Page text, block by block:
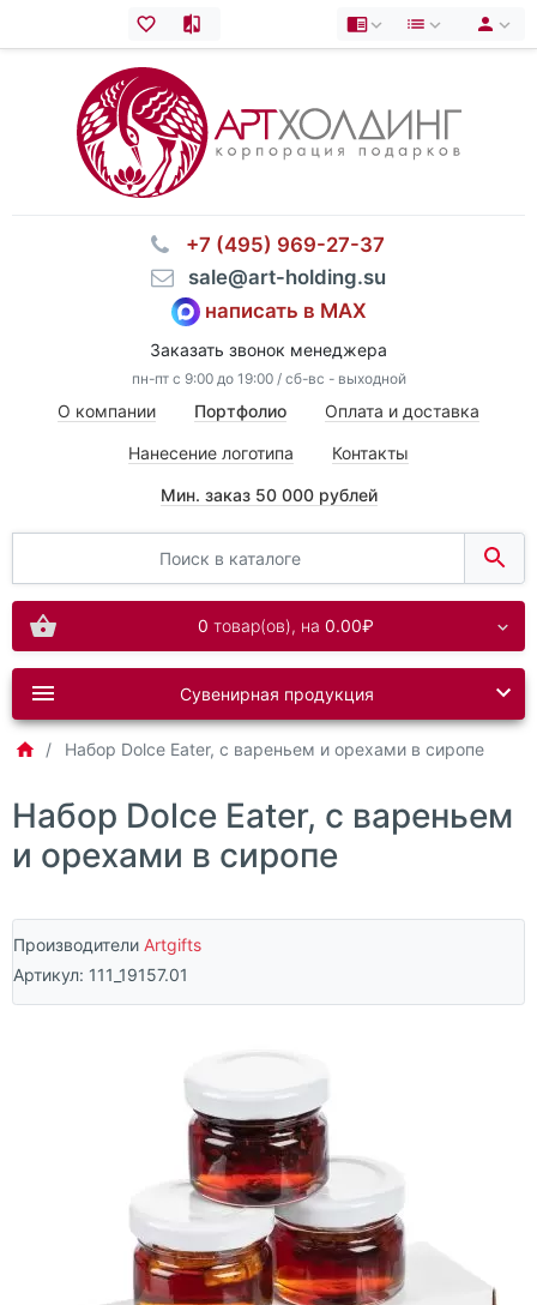
⠀+7 (495) 969-27-37
⠀sale@art-holding.su
написать в MAX
Заказать звонок менеджера
пн-пт с 9:00 до 19:00 / сб-вс - выходной
О компании Портфолио Оплата и доставка
Нанесение логотипа Контакты
Мин. заказ 50 000 рублей
0 товар(ов), на 0.00₽
Сувенирная продукция
Набор Dolce Eater, с вареньем и орехами в сиропе
Набор Dolce Eater, с вареньем
и орехами в сиропе
Производители Artgifts
Артикул: 111_19157.01